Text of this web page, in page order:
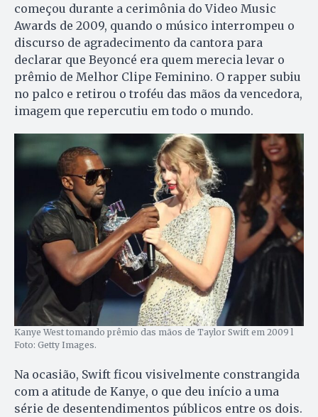
começou durante a cerimônia do Video Music
Awards de 2009, quando o músico interrompeu o
discurso de agradecimento da cantora para
declarar que Beyoncé era quem merecia levar o
prêmio de Melhor Clipe Feminino. O rapper subiu
no palco e retirou o troféu das mãos da vencedora,
imagem que repercutiu em todo o mundo.
Kanye West tomando prêmio das mãos de Taylor Swift em 2009 l
Foto: Getty Images.
Na ocasião, Swift ficou visivelmente constrangida
com a atitude de Kanye, o que deu início a uma
série de desentendimentos públicos entre os dois.